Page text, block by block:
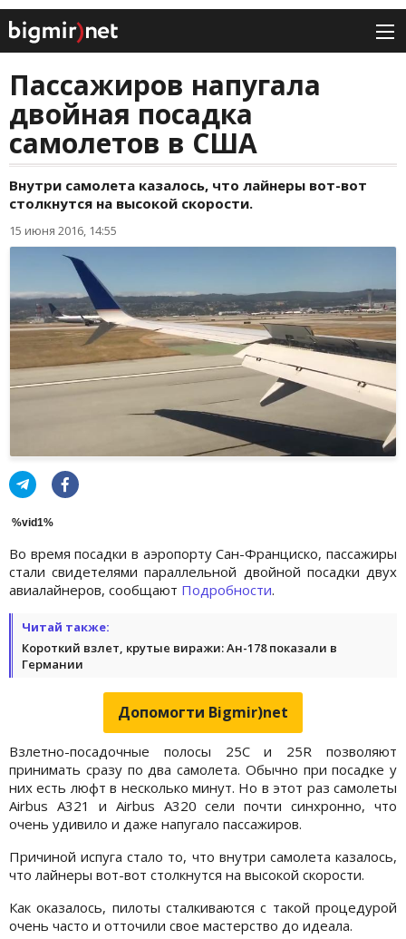
Пассажиров напугала
двойная посадка
самолетов в США
Внутри самолета казалось, что лайнеры вот-вот
столкнутся на высокой скорости.
15 июня 2016, 14:55
%vid1%
Во время посадки в аэропорту Сан-Франциско, пассажиры
стали свидетелями параллельной двойной посадки двух
авиалайнеров, сообщают Подробности.
Читай также:
Короткий взлет, крутые виражи: Ан-178 показали в
Германии
Допомогти Bigmir)net
Взлетно-посадочные полосы 25C и 25R позволяют
принимать сразу по два самолета. Обычно при посадке у
них есть люфт в несколько минут. Но в этот раз самолеты
Airbus A321 и Airbus A320 сели почти синхронно, что
очень удивило и даже напугало пассажиров.
Причиной испуга стало то, что внутри самолета казалось,
что лайнеры вот-вот столкнутся на высокой скорости.
Как оказалось, пилоты сталкиваются с такой процедурой
очень часто и отточили свое мастерство до идеала.